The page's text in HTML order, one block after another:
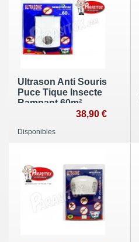
Ultrason Anti Souris
Puce Tique Insecte
Rampant 60m²
38,90 €
Disponibles